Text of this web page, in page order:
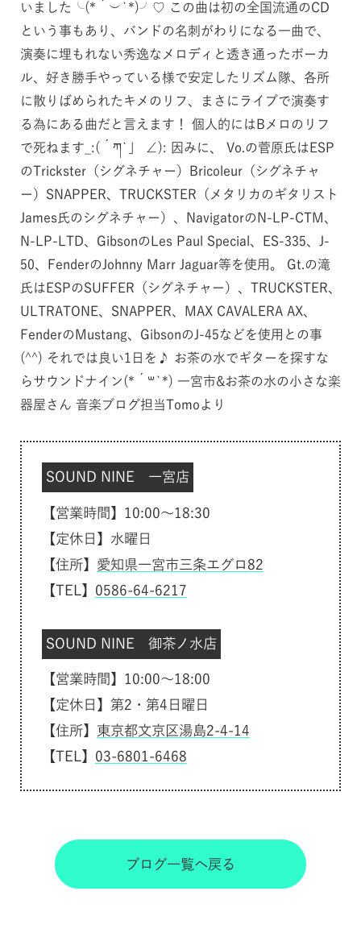
いました╰(*´︶`*)╯♡ この曲は初の全国流通のCD
という事もあり、バンドの名刺がわりになる一曲で、
演奏に埋もれない秀逸なメロディと透き通ったボーカ
ル、好き勝手やっている様で安定したリズム隊、各所
に散りばめられたキメのリフ、まさにライブで演奏す
る為にある曲だと言えます！ 個人的にはBメロのリフ
で死ねます_:(´ཀ`」 ∠): 因みに、 Vo.の菅原氏はESP
のTrickster（シグネチャー）Bricoleur（シグネチャ
ー）SNAPPER、TRUCKSTER（メタリカのギタリスト
James氏のシグネチャー）、NavigatorのN-LP-CTM、
N-LP-LTD、GibsonのLes Paul Special、ES-335、J-
50、FenderのJohnny Marr Jaguar等を使用。 Gt.の滝
氏はESPのSUFFER（シグネチャー）、TRUCKSTER、
ULTRATONE、SNAPPER、MAX CAVALERA AX、
FenderのMustang、GibsonのJ-45などを使用との事
(^^) それでは良い1日を♪ お茶の水でギターを探すな
らサウンドナイン(*´꒳`*) 一宮市&お茶の水の小さな楽
器屋さん 音楽ブログ担当Tomoより
SOUND NINE 一宮店
【営業時間】10:00～18:30
【定休日】水曜日
【住所】 愛知県一宮市三条エグロ82
【TEL】 0586-64-6217
SOUND NINE 御茶ノ水店
【営業時間】10:00～18:00
【定休日】第2・第4日曜日
【住所】 東京都文京区湯島2-4-14
【TEL】 03-6801-6468
ブログ一覧へ戻る